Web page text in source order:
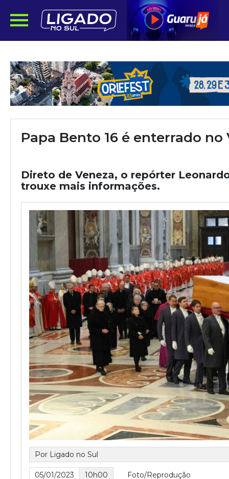
Papa Bento 16 é enterrado no
Direto de Veneza, o repórter
trouxe mais informações.
Por Ligado no Sul
05/01/2023 10h00 Foto/Reprodução